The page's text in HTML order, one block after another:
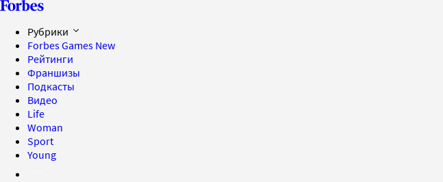
Рубрики
Forbes Games New
Рейтинги
Франшизы
Подкасты
Видео
Life
Woman
Sport
Young